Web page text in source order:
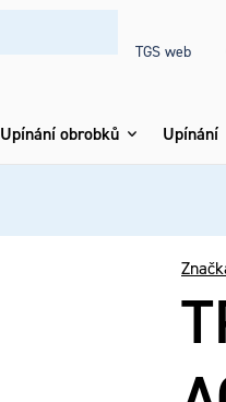
TGS web
Upínání obrobků Upínání